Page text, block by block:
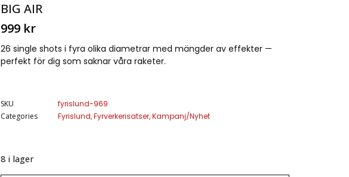
BIG AIR
999 kr
26 single shots i fyra olika diametrar med mängder av effekter —
perfekt för dig som saknar våra raketer.
SKU
fyrislund-969
Categories
Fyrislund,Fyrverkerisatser,Kampanj/Nyhet
8 i lager